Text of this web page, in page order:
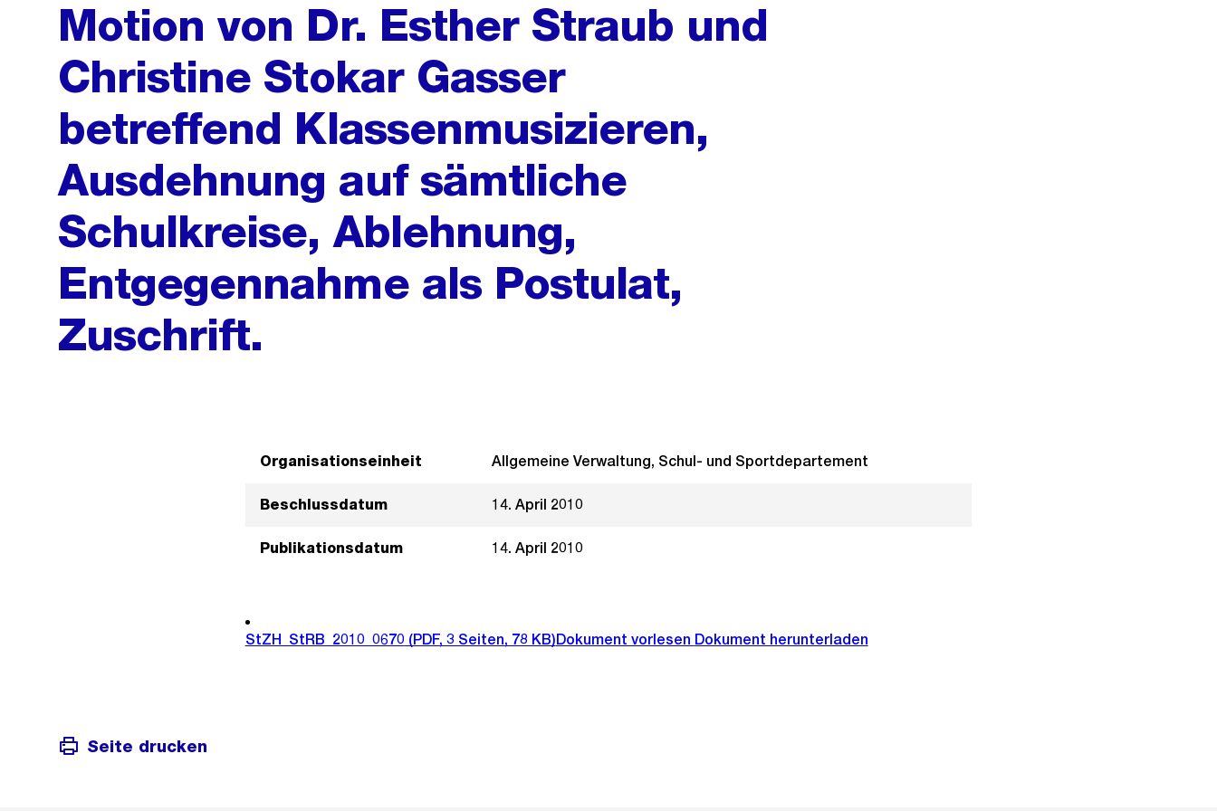
Motion von Dr. Esther Straub und
Christine Stokar Gasser
betreffend Klassenmusizieren,
Ausdehnung auf sämtliche
Schulkreise, Ablehnung,
Entgegennahme als Postulat,
Zuschrift.
Organisationseinheit Allgemeine Verwaltung, Schul- und Sportdepartement
Beschlussdatum 14. April 2010
Publikationsdatum 14. April 2010
StZH_StRB_2010_0670 (PDF, 3 Seiten, 78 KB)Dokument vorlesen Dokument herunterladen
Seite drucken